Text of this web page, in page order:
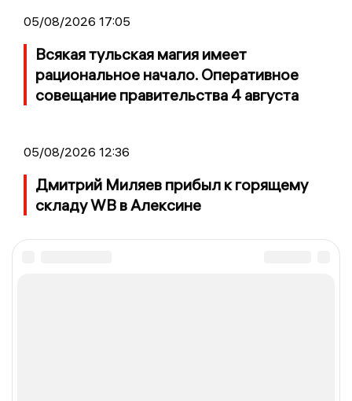
05/08/2026 17:05
Всякая тульская магия имеет
рациональное начало. Оперативное
совещание правительства 4 августа
05/08/2026 12:36
Дмитрий Миляев прибыл к горящему
складу WB в Алексине